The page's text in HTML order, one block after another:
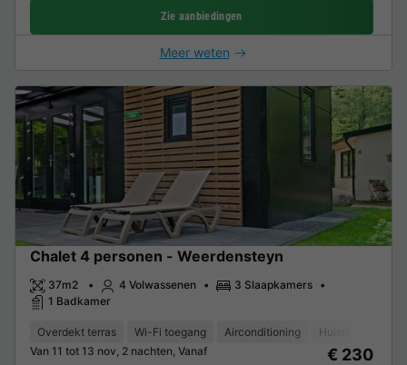
Zie aanbiedingen
Meer weten
Chalet 4 personen - Weerdensteyn
37m2 4 Volwassenen
3 Slaapkamers
1 Badkamer
Overdekt terras Wi-Fi toegang Airconditioning
Huisdieren
Van 11 tot 13 nov, 2 nachten, Vanaf
€ 230